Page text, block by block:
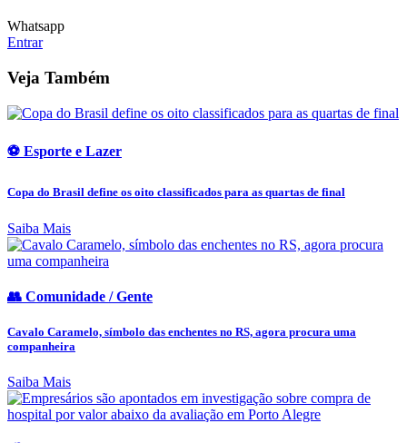
Whatsapp
Entrar
Veja Também
⚽ Esporte e Lazer
Copa do Brasil define os oito classificados para as quartas de final
Saiba Mais
👥 Comunidade / Gente
Cavalo Caramelo, símbolo das enchentes no RS, agora procura uma
companheira
Saiba Mais